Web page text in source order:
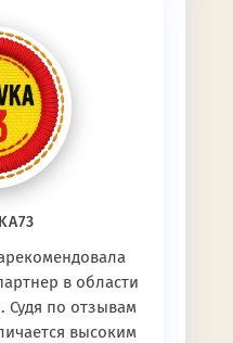
в области
по отзывам
высоким